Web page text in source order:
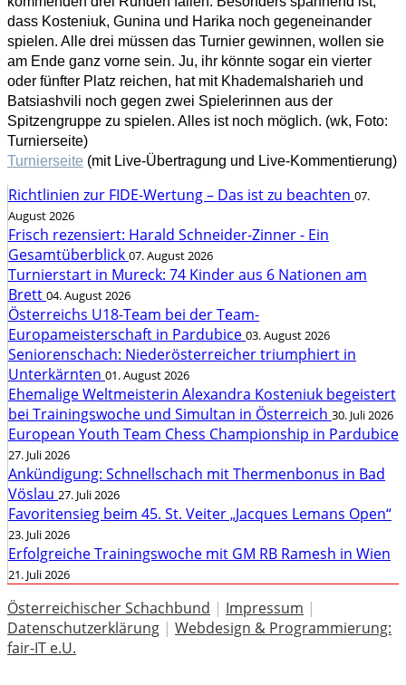
dass Kosteniuk, Gunina und Harika noch gegeneinander
spielen. Alle drei müssen das Turnier gewinnen, wollen sie
am Ende ganz vorne sein. Ju, ihr könnte sogar ein vierter
oder fünfter Platz reichen, hat mit Khademalsharieh und
Batsiashvili noch gegen zwei Spielerinnen aus der
Spitzengruppe zu spielen. Alles ist noch möglich. (wk, Foto:
Turnierseite)
Turnierseite (mit Live-Übertragung und Live-Kommentierung)
Richtlinien zur FIDE-Wertung – Das ist zu beachten 07.
August 2026
Frisch rezensiert: Harald Schneider-Zinner - Ein
Gesamtüberblick 07. August 2026
Turnierstart in Mureck: 74 Kinder aus 6 Nationen am
Brett 04. August 2026
Österreichs U18-Team bei der Team-
Europameisterschaft in Pardubice 03. August 2026
Seniorenschach: Niederösterreicher triumphiert in
Unterkärnten 01. August 2026
Ehemalige Weltmeisterin Alexandra Kosteniuk begeistert
bei Trainingswoche und Simultan in Österreich 30. Juli 2026
European Youth Team Chess Championship in Pardubice
27. Juli 2026
Ankündigung: Schnellschach mit Thermenbonus in Bad
Vöslau 27. Juli 2026
Favoritensieg beim 45. St. Veiter „Jacques Lemans Open“
23. Juli 2026
Erfolgreiche Trainingswoche mit GM RB Ramesh in Wien
21. Juli 2026
Österreichischer Schachbund | Impressum |
Datenschutzerklärung | Webdesign & Programmierung:
fair-IT e.U.